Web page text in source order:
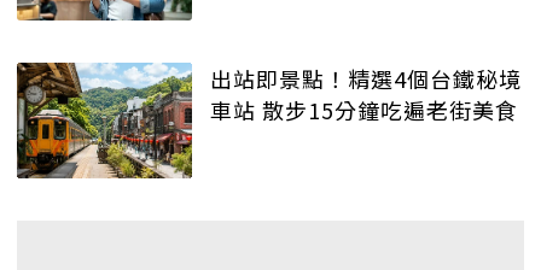
出站即景點！精選4個台鐵秘境
車站 散步15分鐘吃遍老街美食